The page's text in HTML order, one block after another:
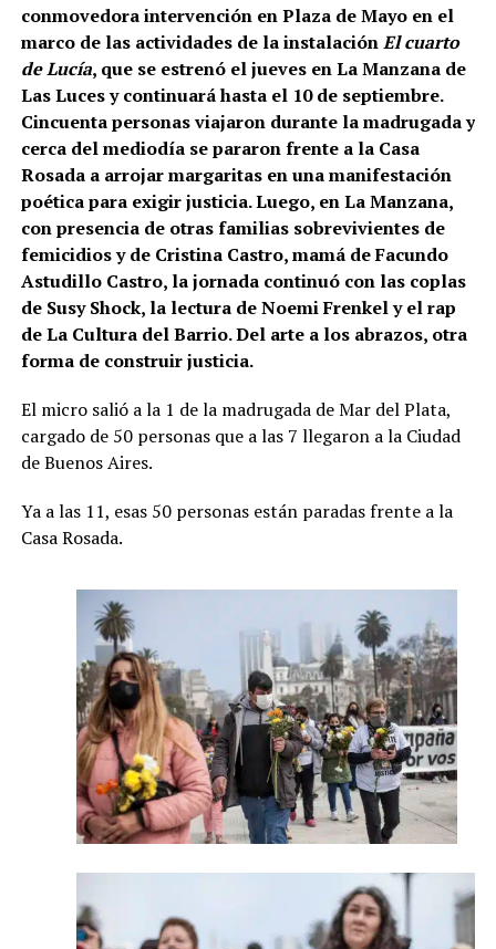
conmovedora intervención en Plaza de Mayo en el
marco de las actividades de la instalaciónEl cuarto
de Lucía, que se estrenó el jueves en La Manzana de
Las Luces y continuará hasta el 10 de septiembre.
Cincuenta personas viajaron durante la madrugada y
cerca del mediodía se pararon frente a la Casa
Rosada a arrojar margaritas en una manifestación
poética para exigir justicia. Luego, en La Manzana,
con presencia de otras familias sobrevivientes de
femicidios y de Cristina Castro, mamá de Facundo
Astudillo Castro, la jornada continuó con las coplas
de Susy Shock, la lectura de Noemi Frenkel y el rap
de La Cultura del Barrio. Del arte a los abrazos, otra
forma de construir justicia.
El micro salió a la 1 de la madrugada de Mar del Plata,
cargado de 50 personas que a las 7 llegaron a la Ciudad
de Buenos Aires.
Ya a las 11, esas 50 personas están paradas frente a la
Casa Rosada.